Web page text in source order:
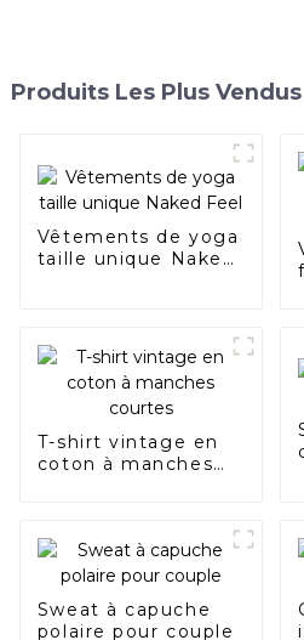
Produits Les Plus Vendus
Vêtements de yoga
taille unique Naked
T-shirt vintage en
coton à manches
Sweat à capuche
polaire pour couple